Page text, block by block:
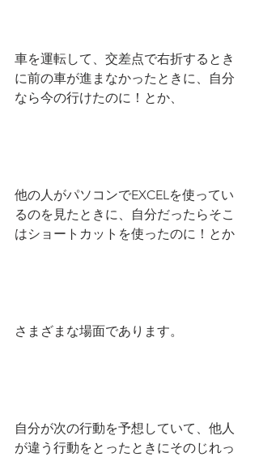
車を運転して、交差点で右折するとき
に前の車が進まなかったときに、自分
なら今の行けたのに！とか、
他の人がパソコンでEXCELを使ってい
るのを見たときに、自分だったらそこ
はショートカットを使ったのに！とか
さまざまな場面であります。
自分が次の行動を予想していて、他人
が違う行動をとったときにそのじれっ